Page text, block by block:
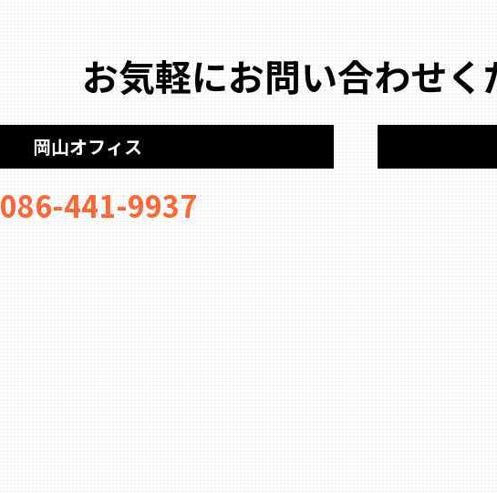
お気軽にお問い合わせく
岡山オフィス
086-441-9937